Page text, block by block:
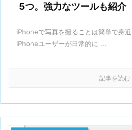
5つ。強力なツールも紹介
iPhoneで写真を撮ることは簡単で身
iPhoneユーザーが日常的に ...
記事を読む